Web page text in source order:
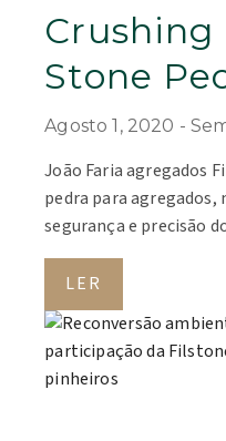
Crushing
Stone
Agosto 1, 2020
João Faria agregados
pedra para
segurança e precisão
LER